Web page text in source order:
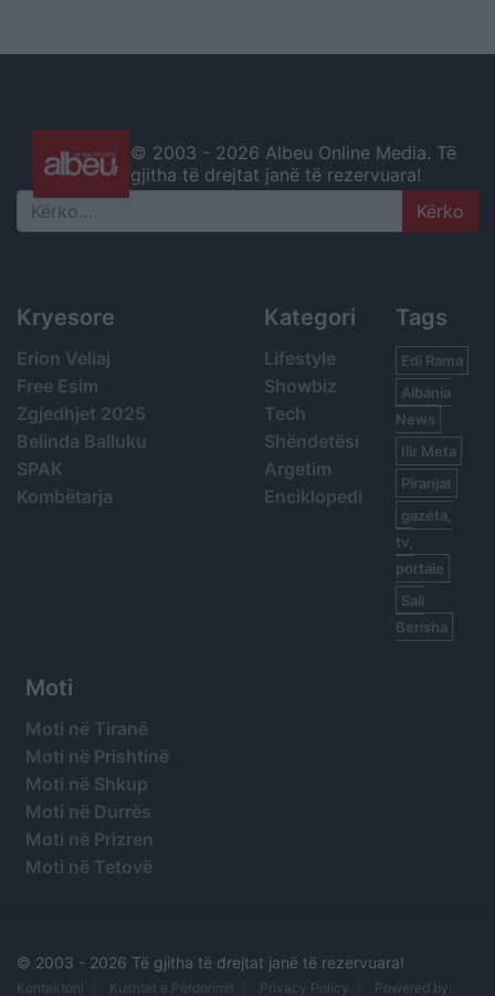
© 2003 - 2026 Albeu Online Media. Të
gjitha të drejtat janë të rezervuara!
Search
Kryesore
Erion Veliaj
Free Esim
Zgjedhjet 2025
Belinda Balluku
SPAK
Kombëtarja
Kategori
Lifestyle
Showbiz
Tech
Shëndetësi
Argetim
Enciklopedi
Tags
Edi Rama
Albania
News
Ilir Meta
Piranjat
gazeta,
tv,
portale
Sali
Berisha
Moti
Moti në Tiranë
Moti në Prishtinë
Moti në Shkup
Moti në Durrës
Moti në Prizren
Moti në Tetovë
© 2003 - 2026 Të gjitha të drejtat janë të rezervuara!
Kontaktoni Kushtet e Përdorimit Privacy Policy Powered by: